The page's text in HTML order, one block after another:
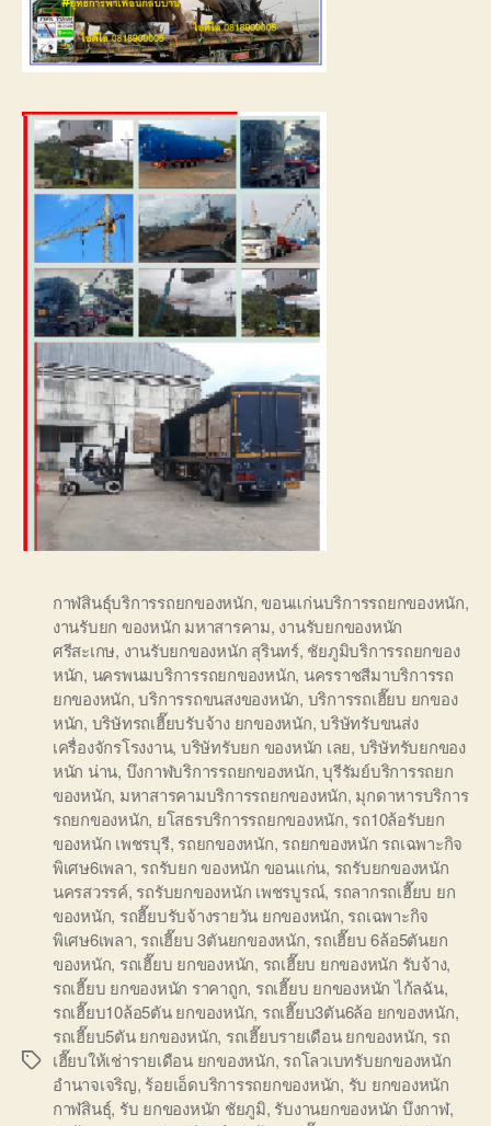
Tags
กาฬสินธุ์บริการรถยกของหนัก,ขอนแก่นบริการรถยกของหนัก,
งานรับยก ของหนัก มหาสารคาม, งานรับยกของหนัก
ศรีสะเกษ, งานรับยกของหนัก สุรินทร์, ชัยภูมิบริการรถยกของ
หนัก, นครพนมบริการรถยกของหนัก, นครราชสีมาบริการรถ
ยกของหนัก,บริการรถขนสงของหนัก, บริการรถเฮี๊ยบ ยกของ
หนัก, บริษัทรถเฮี๊ยบรับจ้าง ยกของหนัก,บริษัทรับขนส่ง
เครื่องจักรโรงงาน, บริษัทรับยก ของหนัก เลย, บริษัทรับยกของ
หนัก น่าน, บึงกาฬบริการรถยกของหนัก,บุรีรัมย์บริการรถยก
ของหนัก, มหาสารคามบริการรถยกของหนัก, มุกดาหารบริการ
รถยกของหนัก, ยโสธรบริการรถยกของหนัก, รถ10ล้อรับยก
ของหนัก เพชรบุรี, รถยกของหนัก, รถยกของหนัก รถเฉพาะกิจ
พิเศษ6เพลา, รถรับยก ของหนัก ขอนแก่น, รถรับยกของหนัก
นครสวรรค์, รถรับยกของหนัก เพชรบูรณ์, รถลากรถเฮี๊ยบ ยก
ของหนัก, รถฮี๊ยบรับจ้างรายวัน ยกของหนัก, รถเฉพาะกิจ
พิเศษ6เพลา, รถเฮี๊ยบ 3ตันยกของหนัก, รถเฮี๊ยบ 6ล้อ5ตันยก
ของหนัก, รถเฮี๊ยบ ยกของหนัก, รถเฮี๊ยบ ยกของหนัก รับจ้าง,
รถเฮี๊ยบ ยกของหนัก ราคาถูก, รถเฮี๊ยบ ยกของหนัก ไก้ลฉัน,
รถเฮี๊ยบ10ล้อ5ตัน ยกของหนัก, รถเฮี๊ยบ3ตัน6ล้อ ยกของหนัก,
รถเฮี๊ยบ5ตัน ยกของหนัก, รถเฮี๊ยบรายเดือน ยกของหนัก, รถ
เฮี๊ยบให้เช่ารายเดือน ยกของหนัก, รถโลวเบทรับยกของหนัก
อำนาจเจริญ, ร้อยเอ็ดบริการรถยกของหนัก, รับ ยกของหนัก
กาฬสินธุ์, รับ ยกของหนัก ชัยภูมิ, รับงานยกของหนัก บึงกาฬ,